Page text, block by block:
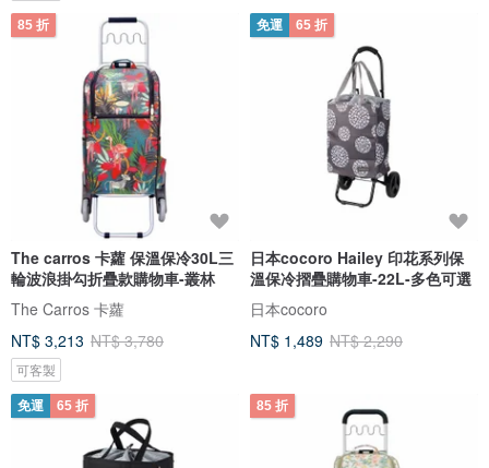
85 折
The carros 卡蘿 保溫保冷30L三
輪波浪掛勾折疊款購物車-叢林
The Carros 卡蘿
NT$ 3,213 NT$ 3,780
可客製
免運 65 折
日本cocoro Hailey 印花系列保
溫保冷摺疊購物車-22L-多色可選
日本cocoro
NT$ 1,489 NT$ 2,290
免運 65 折 85 折